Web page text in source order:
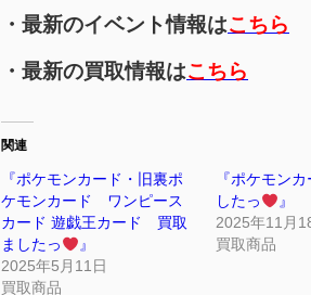
・最新のイベント情報はこちら
・最新の買取情報はこちら
関連
『ポケモンカード・旧裏ポ
ケモンカード ワンピース
カード 遊戯王カード 買取
ましたっ
』
2025年5月11日
買取商品
『ポケモン
したっ
』
2025年11月
買取商品